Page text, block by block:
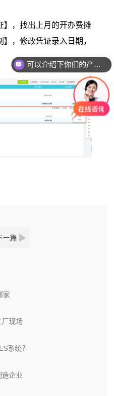
】，找出上月的开办费摊
，修改凭证录入日期，
一篇
家
厂现场
系统？
造企业
可以介绍下你们的产品么？